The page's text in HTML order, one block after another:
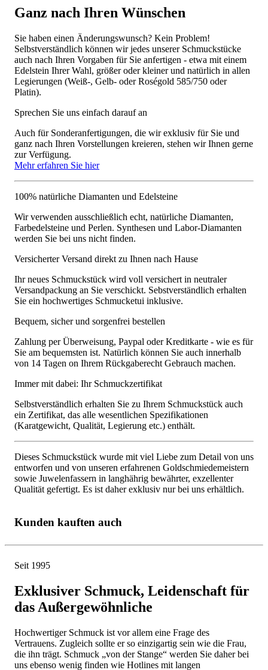
Ganz nach Ihren Wünschen
Sie haben einen Änderungswunsch? Kein Problem!
Selbstverständlich können wir jedes unserer Schmuckstücke
auch nach Ihren Vorgaben für Sie anfertigen - etwa mit einem
Edelstein Ihrer Wahl, größer oder kleiner und natürlich in allen
Legierungen (Weiß-, Gelb- oder Roségold 585/750 oder
Platin).
Sprechen Sie uns einfach darauf an
Auch für Sonderanfertigungen, die wir exklusiv für Sie und
ganz nach Ihren Vorstellungen kreieren, stehen wir Ihnen gerne
zur Verfügung.
Mehr erfahren Sie hier
100% natürliche Diamanten und Edelsteine
Wir verwenden ausschließlich echt, natürliche Diamanten,
Farbedelsteine und Perlen. Synthesen und Labor-Diamanten
werden Sie bei uns nicht finden.
Versicherter Versand direkt zu Ihnen nach Hause
Ihr neues Schmuckstück wird voll versichert in neutraler
Versandpackung an Sie verschickt. Sebstverständlich erhalten
Sie ein hochwertiges Schmucketui inklusive.
Bequem, sicher und sorgenfrei bestellen
Zahlung per Überweisung, Paypal oder Kreditkarte - wie es für
Sie am bequemsten ist. Natürlich können Sie auch innerhalb
von 14 Tagen on Ihrem Rückgaberecht Gebrauch machen.
Immer mit dabei: Ihr Schmuckzertifikat
Selbstverständlich erhalten Sie zu Ihrem Schmuckstück auch
ein Zertifikat, das alle wesentlichen Spezifikationen
(Karatgewicht, Qualität, Legierung etc.) enthält.
Dieses Schmuckstück wurde mit viel Liebe zum Detail von uns
entworfen und von unseren erfahrenen Goldschmiedemeistern
sowie Juwelenfassern in langhährig bewährter, exzellenter
Qualität gefertigt. Es ist daher exklusiv nur bei uns erhältlich.
Kunden kauften auch
Seit 1995
Exklusiver Schmuck, Leidenschaft für
das Außergewöhnliche
Hochwertiger Schmuck ist vor allem eine Frage des
Vertrauens. Zugleich sollte er so einzigartig sein wie die Frau,
die ihn trägt. Schmuck „von der Stange“ werden Sie daher bei
uns ebenso wenig finden wie Hotlines mit langen